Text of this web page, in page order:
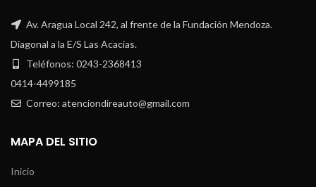
Av. Aragua Local 242, al frente de la Fundación Mendoza.
Diagonal a la E/S Las Acacias.
Teléfonos: 0243-2368413
0414-4499185
Correo: atenciondireauto@gmail.com
MAPA DEL SITIO
Inicio